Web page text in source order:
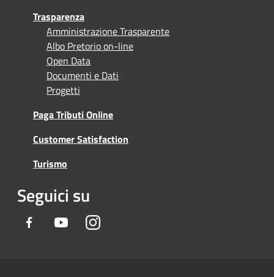
Trasparenza
Amministrazione Trasparente
Albo Pretorio on-line
Open Data
Documenti e Dati
Progetti
Paga Tributi Online
Customer Satisfaction
Turismo
Seguici su
Facebook YoutubeInstagram